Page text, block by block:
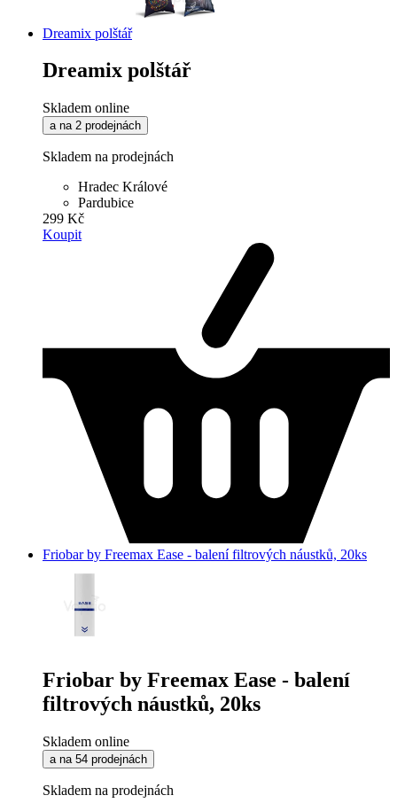
Dreamix polštář
Dreamix polštář
Skladem online
a na 2 prodejnách
Skladem na prodejnách
Hradec Králové
Pardubice
299 Kč
Koupit
Friobar by Freemax Ease - balení filtrových náustků, 20ks
Friobar by Freemax Ease - balení
filtrových náustků, 20ks
Skladem online
a na 54 prodejnách
Skladem na prodejnách